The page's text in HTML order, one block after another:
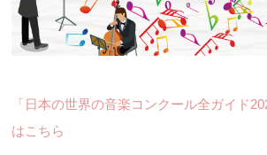
「日本の世界の音楽コンクール全ガイド
はこちら